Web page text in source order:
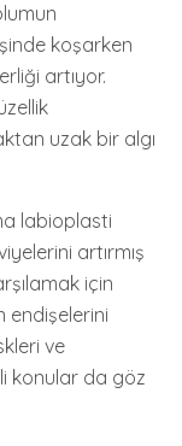
koşarken
artıyor.
uzak bir algı
labioplasti
artırmış
için
endişelerini
ve
konular da göz